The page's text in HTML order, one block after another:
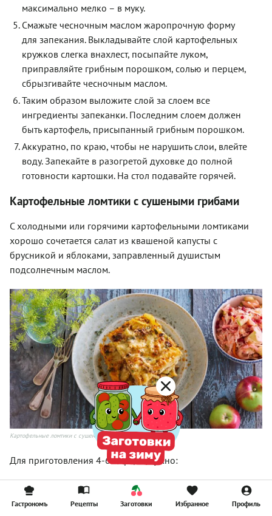
максимально мелко – в муку.
Смажьте чесночным маслом жаропрочную форму
для запекания. Выкладывайте слой картофельных
кружков слегка внахлест, посыпайте луком,
приправляйте грибным порошком, солью и перцем,
сбрызгивайте чесночным маслом.
Таким образом выложите слой за слоем все
ингредиенты запеканки. Последним слоем должен
быть картофель, присыпанный грибным порошком.
Аккуратно, по краю, чтобы не нарушить слои, влейте
воду. Запекайте в разогретой духовке до полной
готовности картошки. На стол подавайте горячей.
Картофельные ломтики с сушеными грибами
С холодными или горячими картофельными ломтиками
хорошо сочетается салат из квашеной капусты с
брусникой и яблоками, заправленный душистым
подсолнечным маслом.
Картофельные ломтики с сушеными грибами
Для приготовления 4-6 порций нужно:
100 г сушеных лесных грибов, лучше белых
700–800 г картофеля
Гастрономъ Рецепты Заготовки Избранное Профиль